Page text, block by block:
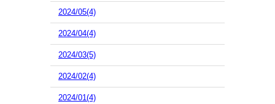
2024/05(4)
2024/04(4)
2024/03(5)
2024/02(4)
2024/01(4)